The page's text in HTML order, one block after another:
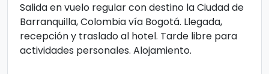
Salida en vuelo regular con destino la Ciudad de
Barranquilla, Colombia vía Bogotá. Llegada,
recepción y traslado al hotel. Tarde libre para
actividades personales. Alojamiento.